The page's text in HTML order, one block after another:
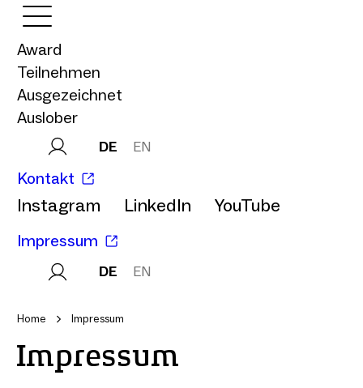
Award
Teilnehmen
Ausgezeichnet
Auslober
DE EN
Kontakt
Instagram LinkedIn YouTube
Impressum
DE EN
Home Impressum
Impressum